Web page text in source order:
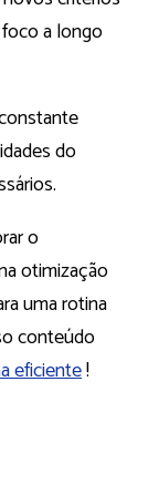
a longo
do
o
otimização
uma rotina
conteúdo
eficiente!